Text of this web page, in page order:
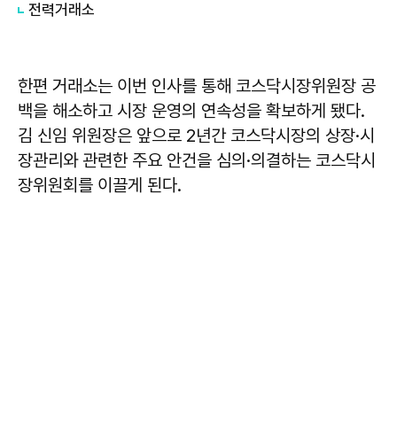
전력거래소
한편 거래소는 이번 인사를 통해 코스닥시장위원장 공
백을 해소하고 시장 운영의 연속성을 확보하게 됐다.
김 신임 위원장은 앞으로 2년간 코스닥시장의 상장·시
장관리와 관련한 주요 안건을 심의·의결하는 코스닥시
장위원회를 이끌게 된다.